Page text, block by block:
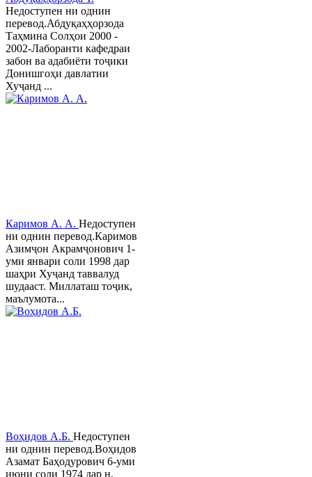
Недоступен ни однин
перевод.Абдуқаҳҳорзода
Таҳмина Солҳои 2000 -
2002-Лаборанти кафедраи
забон ва адабиёти тоҷики
Донишгоҳи давлатии
Хуҷанд ...
Каримов А. А. Недоступен
ни однин перевод.Каримов
Азимҷон Акрамҷонович 1-
уми январи соли 1998 дар
шаҳри Хуҷанд таввалуд
шудааст. Миллаташ тоҷик,
маълумота...
Воҳидов А.Б. Недоступен
ни однин перевод.Воҳидов
Азамат Баҳодурович 6-уми
июни соли 1974 дар н.